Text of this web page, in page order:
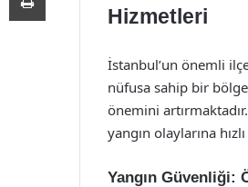
Hizmetleri
İstanbul’un önemli
nüfusa sahip bir
önemini
yangın olaylarına
Yangın Güvenliği: